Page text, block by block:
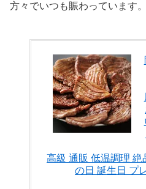
方々でいつも賑わっています。
高級 通販 低温調理 絶
の日 誕生日 プ